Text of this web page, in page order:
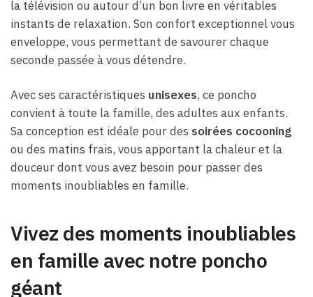
la télévision ou autour d’un bon livre en véritables
instants de relaxation. Son confort exceptionnel vous
enveloppe, vous permettant de savourer chaque
seconde passée à vous détendre.
Avec ses caractéristiques unisexes, ce poncho
convient à toute la famille, des adultes aux enfants.
Sa conception est idéale pour des soirées cocooning
ou des matins frais, vous apportant la chaleur et la
douceur dont vous avez besoin pour passer des
moments inoubliables en famille.
Vivez des moments inoubliables
en famille avec notre poncho
géant